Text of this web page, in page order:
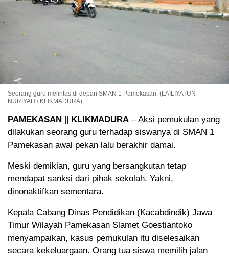
Seorang guru melintas di depan SMAN 1 Pamekasan. (LAILIYATUN
NURIYAH / KLIKMADURA)
PAMEKASAN || KLIKMADURA – Aksi pemukulan yang
dilakukan seorang guru terhadap siswanya di SMAN 1
Pamekasan awal pekan lalu berakhir damai.
Meski demikian, guru yang bersangkutan tetap
mendapat sanksi dari pihak sekolah. Yakni,
dinonaktifkan sementara.
Kepala Cabang Dinas Pendidikan (Kacabdindik) Jawa
Timur Wilayah Pamekasan Slamet Goestiantoko
menyampaikan, kasus pemukulan itu diselesaikan
secara kekeluargaan. Orang tua siswa memilih jalan